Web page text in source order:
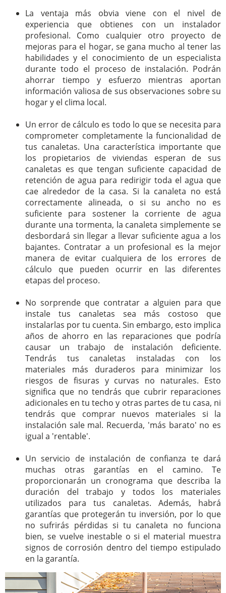
La ventaja más obvia viene con el nivel de
experiencia que obtienes con un instalador
profesional. Como cualquier otro proyecto de
mejoras para el hogar, se gana mucho al tener las
habilidades y el conocimiento de un especialista
durante todo el proceso de instalación. Podrán
ahorrar tiempo y esfuerzo mientras aportan
información valiosa de sus observaciones sobre su
hogar y el clima local.
Un error de cálculo es todo lo que se necesita para
comprometer completamente la funcionalidad de
tus canaletas. Una característica importante que
los propietarios de viviendas esperan de sus
canaletas es que tengan suficiente capacidad de
retención de agua para redirigir toda el agua que
cae alrededor de la casa. Si la canaleta no está
correctamente alineada, o si su ancho no es
suficiente para sostener la corriente de agua
durante una tormenta, la canaleta simplemente se
desbordará sin llegar a llevar suficiente agua a los
bajantes. Contratar a un profesional es la mejor
manera de evitar cualquiera de los errores de
cálculo que pueden ocurrir en las diferentes
etapas del proceso.
No sorprende que contratar a alguien para que
instale tus canaletas sea más costoso que
instalarlas por tu cuenta. Sin embargo, esto implica
años de ahorro en las reparaciones que podría
causar un trabajo de instalación deficiente.
Tendrás tus canaletas instaladas con los
materiales más duraderos para minimizar los
riesgos de fisuras y curvas no naturales. Esto
significa que no tendrás que cubrir reparaciones
adicionales en tu techo y otras partes de tu casa, ni
tendrás que comprar nuevos materiales si la
instalación sale mal. Recuerda, 'más barato' no es
igual a 'rentable'.
Un servicio de instalación de confianza te dará
muchas otras garantías en el camino. Te
proporcionarán un cronograma que describa la
duración del trabajo y todos los materiales
utilizados para tus canaletas. Además, habrá
garantías que protegerán tu inversión, por lo que
no sufrirás pérdidas si tu canaleta no funciona
bien, se vuelve inestable o si el material muestra
signos de corrosión dentro del tiempo estipulado
en la garantía.